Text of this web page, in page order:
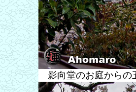
影向堂のお庭からの